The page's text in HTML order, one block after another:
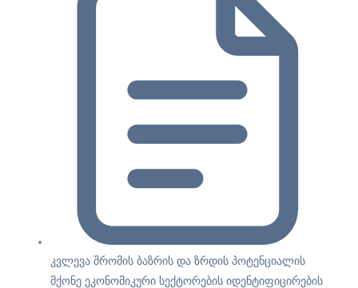
კვლევა შრომის ბაზრის და ზრდის პოტენციალის
მქონე ეკონომიკური სექტორების იდენტიფიცირების